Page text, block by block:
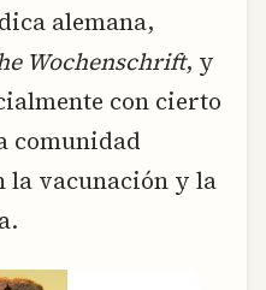
alemana,
Wochenschrift, y
con cierto
comunidad
la vacunación y la